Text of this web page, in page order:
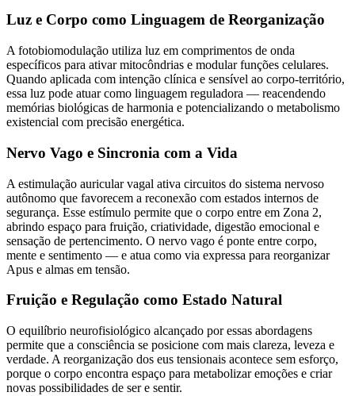
Luz e Corpo como Linguagem de Reorganização
A fotobiomodulação utiliza luz em comprimentos de onda
específicos para ativar mitocôndrias e modular funções celulares.
Quando aplicada com intenção clínica e sensível ao corpo-território,
essa luz pode atuar como linguagem reguladora — reacendendo
memórias biológicas de harmonia e potencializando o metabolismo
existencial com precisão energética.
Nervo Vago e Sincronia com a Vida
A estimulação auricular vagal ativa circuitos do sistema nervoso
autônomo que favorecem a reconexão com estados internos de
segurança. Esse estímulo permite que o corpo entre em Zona 2,
abrindo espaço para fruição, criatividade, digestão emocional e
sensação de pertencimento. O nervo vago é ponte entre corpo,
mente e sentimento — e atua como via expressa para reorganizar
Apus e almas em tensão.
Fruição e Regulação como Estado Natural
O equilíbrio neurofisiológico alcançado por essas abordagens
permite que a consciência se posicione com mais clareza, leveza e
verdade. A reorganização dos eus tensionais acontece sem esforço,
porque o corpo encontra espaço para metabolizar emoções e criar
novas possibilidades de ser e sentir.